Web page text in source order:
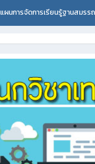
แผนการจัดการเรียนรู้ฐานสมรร